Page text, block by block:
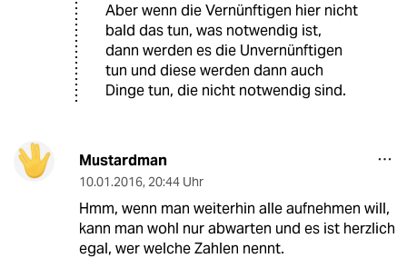
Aber wenn die Vernünftigen hier nicht
bald das tun, was notwendig ist,
dann werden es die Unvernünftigen
tun und diese werden dann auch
Dinge tun, die nicht notwendig sind.
Mustardman
10.01.2016, 20:44 Uhr
Hmm, wenn man weiterhin alle aufnehmen will,
kann man wohl nur abwarten und es ist herzlich
egal, wer welche Zahlen nennt.